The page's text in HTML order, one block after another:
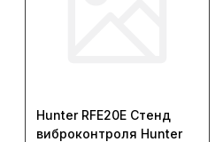
Hunter RFE20E Cтенд
виброконтроля Hunter